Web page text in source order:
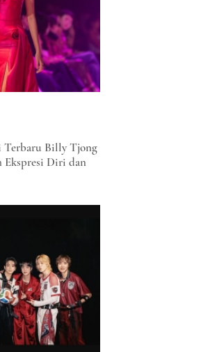
Terbaru Billy Tjong
Ekspresi Diri dan